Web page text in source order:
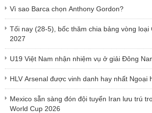
Vì sao Barca chọn Anthony Gordon?
Tối nay (28-5), bốc thăm chia bảng vòng loại
2027
U19 Việt Nam nhận nhiệm vụ ở giải Đông
HLV Arsenal được vinh danh hay nhất Ngoại
Mexico sẵn sàng đón đội tuyển Iran lưu trú
World Cup 2026